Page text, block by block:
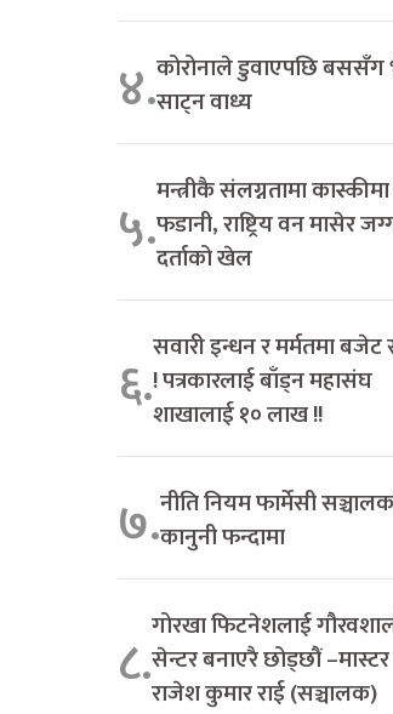
४.कोरोनाले डुवाएपछि
साट्न वाध्य
५.मन्त्रीकै संलग्नतामा
फडानी, राष्ट्रिय वन मासेर
दर्ताको खेल
६.सवारी इन्धन र मर्मतमा बजेट
! पत्रकारलाई बाँड्न महासंघ
शाखालाई १० लाख !!
७.नीति नियम फार्मेसी सञ्चालक
कानुनी फन्दामा
८.गोरखा फिटनेशलाई
सेन्टर बनाएरै छोड्छौं –मास्टर
राजेश कुमार राई (सञ्चालक)